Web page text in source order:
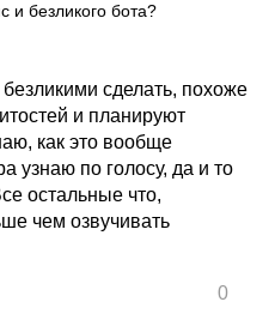
и безликого бота?
сделать, похоже
и планируют
как это вообще
узнаю по голосу, да и то
остальные что,
чем озвучивать
0